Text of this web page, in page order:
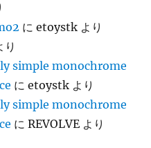
にetoystk より
り
simple monochrome
にetoystk より
simple monochrome
にREVOLVE より